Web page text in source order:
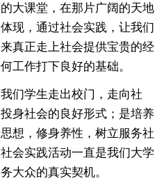
大课堂，在那片广阔的天地
现，通过社会实践，让我们
真正走上社会提供宝贵的经
工作打下良好的基础。
们学生走出校门，走向社
身社会的良好形式；是培养
想，修身养性，树立服务社
会实践活动一直是我们大学
大众的真实契机。